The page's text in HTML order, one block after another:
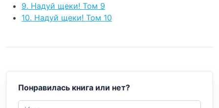
9. Надуй щеки! Том 9
10. Надуй щеки! Том 10
Понравилась книга или нет?